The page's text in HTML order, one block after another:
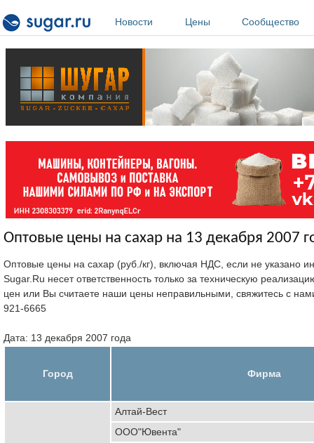
Новости
Цены Сообщество
Оптовые цены на сахар на 13 декабря 2007
Оптовые цены на сахар (руб./кг), включая НДС, если не указано
Sugar.Ru несет ответственность только за техническую
цен или Вы считаете наши цены неправильными, свяжитесь с
921-6665
Дата: 13 декабря 2007 года
Город Фирма
Алтай-Вест
ООО"Ювента"